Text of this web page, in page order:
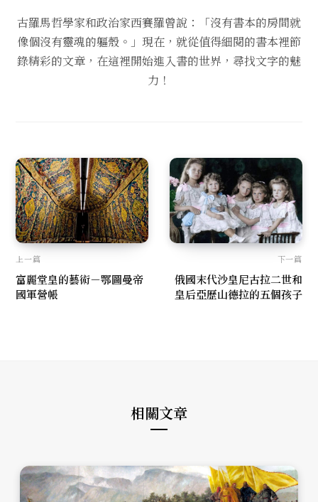
古羅馬哲學家和政治家西賽羅曾說：「沒有書本的房間就
像個沒有靈魂的軀殼。」現在，就從值得細閱的書本裡節
錄精彩的文章，在這裡開始進入書的世界，尋找文字的魅
力！
上一篇
富麗堂皇的藝術－鄂圖曼帝
國軍營帳
下一篇
俄國末代沙皇尼古拉二世和
皇后亞歷山德拉的五個孩子
相關文章